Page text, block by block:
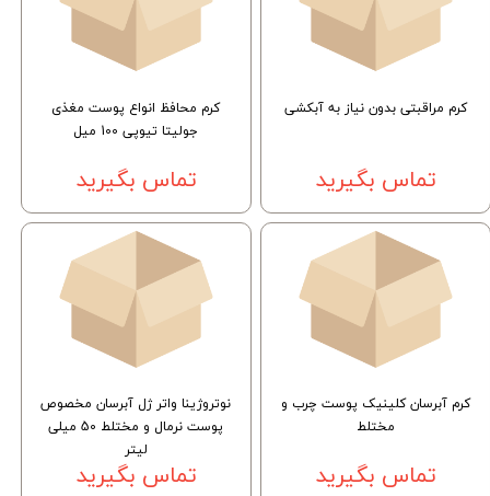
کرم مراقبتی بدون نیاز به آبکشی
تماس بگیرید
کرم محافظ انواع پوست مغذی
جولیتا تیوپی 100 میل
تماس بگیرید
کرم آبرسان کلینیک پوست چرب و
مختلط
تماس بگیرید
نوتروژینا واتر ژل آبرسان مخصوص
پوست نرمال و مختلط 50 میلی
لیتر
تماس بگیرید